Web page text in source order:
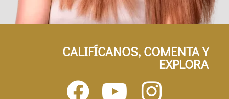
CALIFÍCANOS, COMENTA Y
EXPLORA